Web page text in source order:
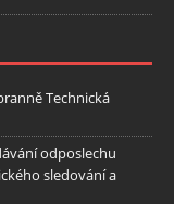
Technická
odposlechu
sledování a